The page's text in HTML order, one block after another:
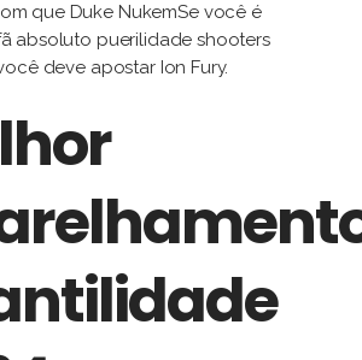
que Duke NukemSe você é
absoluto puerilidade shooters
deve apostar Ion Fury.